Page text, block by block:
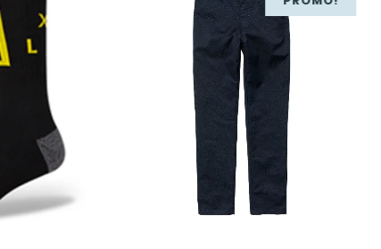
99,00 € 69,30 €